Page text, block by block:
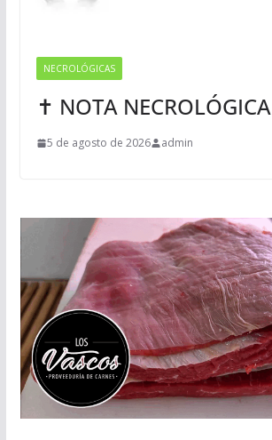
NECROLÓGICAS
✝ NOTA NECROLÓGICA
5 de agosto de 2026 admin